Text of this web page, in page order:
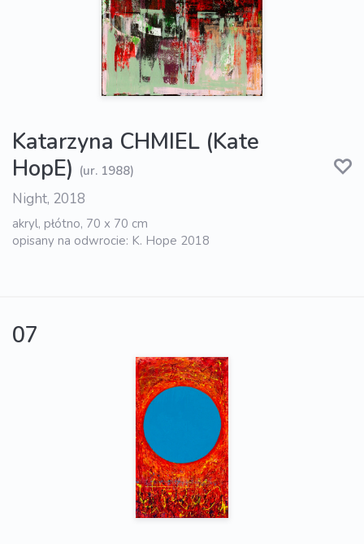
Katarzyna CHMIEL (Kate
HopE) (ur. 1988)
Night, 2018
akryl, płótno, 70 x 70 cm
opisany na odwrocie: K. Hope 2018
07